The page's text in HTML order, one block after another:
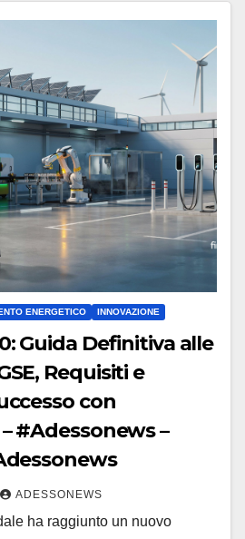
ENERGETICO INNOVAZIONE
Guida Definitiva alle
Requisiti e
con
#Adessonews –
ADESSONEWS
ha raggiunto un nuovo